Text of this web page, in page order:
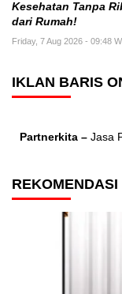
Kesehatan Tanpa
dari Rumah!
Friday, 7 Aug 2026 - 09:48
IKLAN BARIS
Partnerkita – Jasa
REKOMENDASI